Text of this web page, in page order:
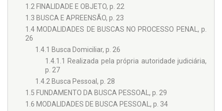
1.2 FINALIDADE E OBJETO, p. 22
1.3 BUSCA E APREENSÃO, p. 23
1.4 MODALIDADES DE BUSCAS NO PROCESSO PENAL, p.
26
1.4.1 Busca Domiciliar, p. 26
1.4.1.1 Realizada pela própria autoridade judiciária,
p. 27
1.4.2 Busca Pessoal, p. 28
1.5 FUNDAMENTO DA BUSCA PESSOAL, p. 29
1.6 MODALIDADES DE BUSCA PESSOAL, p. 34